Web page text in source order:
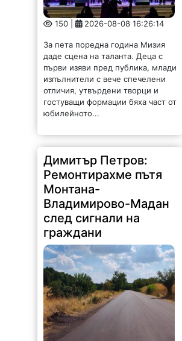
150 | 2026-08-08 16:26:14
За пета поредна година Мизия
даде сцена на таланта. Деца с
първи изяви пред публика, млади
изпълнители с вече спечелени
отличия, утвърдени творци и
гостуващи формации бяха част от
юбилейното...
Димитър Петров:
Ремонтирахме пътя
Монтана-
Владимирово-Мадан
след сигнали на
граждани